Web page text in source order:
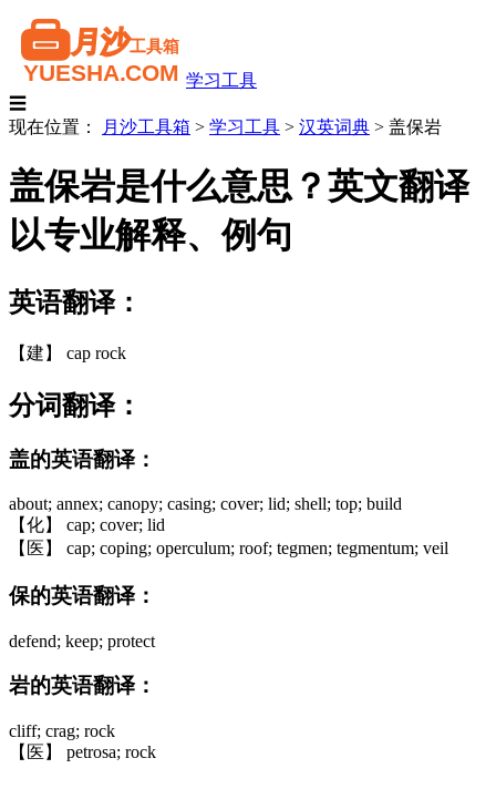
学习工具
☰
现在位置：
月沙工具箱 > 学习工具 > 汉英词典 > 盖保岩
盖保岩是什么意思？英文翻译
以专业解释、例句
英语翻译：
【建】 cap rock
分词翻译：
盖的英语翻译：
about; annex; canopy; casing; cover; lid; shell; top; build
【化】 cap; cover; lid
【医】 cap; coping; operculum; roof; tegmen; tegmentum; veil
保的英语翻译：
defend; keep; protect
岩的英语翻译：
cliff; crag; rock
【医】 petrosa; rock